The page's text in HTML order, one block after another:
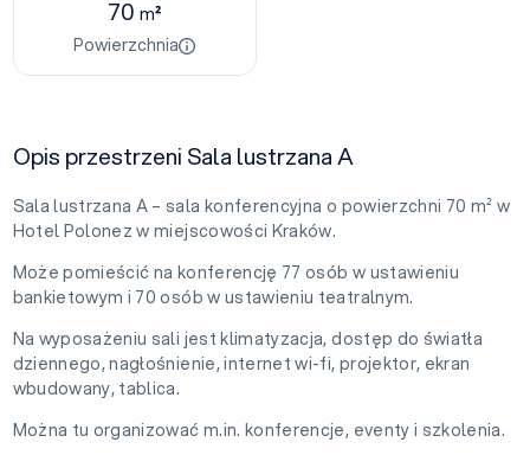
70m²
Powierzchnia
Opis przestrzeni Sala lustrzana A
Sala lustrzana A – sala konferencyjna o powierzchni 70 m² w
Hotel Polonez w miejscowości Kraków.
Może pomieścić na konferencję 77 osób w ustawieniu
bankietowym i 70 osób w ustawieniu teatralnym.
Na wyposażeniu sali jest klimatyzacja, dostęp do światła
dziennego, nagłośnienie, internet wi-fi, projektor, ekran
wbudowany, tablica.
Można tu organizować m.in. konferencje, eventy i szkolenia.